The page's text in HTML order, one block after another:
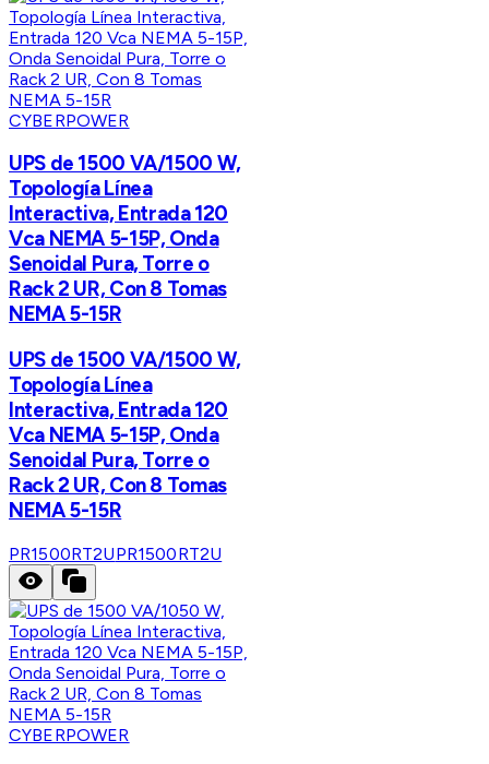
CYBERPOWER
UPS de 1500 VA/1500 W,
Topología Línea
Interactiva, Entrada 120
Vca NEMA 5-15P, Onda
Senoidal Pura, Torre o
Rack 2 UR, Con 8 Tomas
NEMA 5-15R
UPS de 1500 VA/1500 W,
Topología Línea
Interactiva, Entrada 120
Vca NEMA 5-15P, Onda
Senoidal Pura, Torre o
Rack 2 UR, Con 8 Tomas
NEMA 5-15R
PR1500RT2UPR1500RT2U
CYBERPOWER